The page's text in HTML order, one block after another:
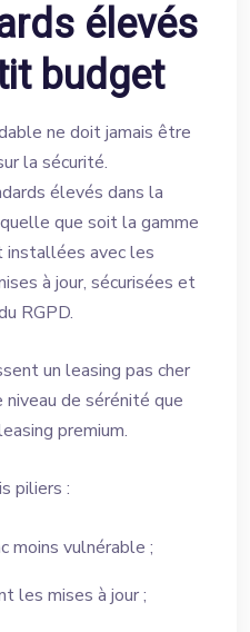
élevés
budget
ne doit jamais être
la sécurité.
élevés dans la
que soit la gamme
installées avec les
à jour, sécurisées et
RGPD.
un leasing pas cher
de sérénité que
premium.
piliers :
moins vulnérable ;
les mises à jour ;